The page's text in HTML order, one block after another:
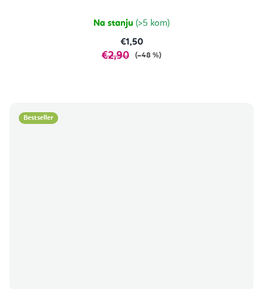
Na stanju (>5 kom)
€1,50
€2,90 (–48 %)
Bestseller